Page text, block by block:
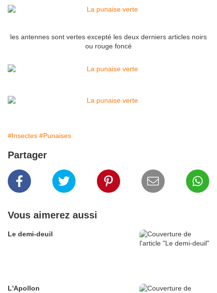
les antennes sont vertes excepté les deux derniers articles noirs
ou rouge foncé
#Insectes #Punaises
Partager
Vous aimerez aussi
Le demi-deuil
L'Apollon